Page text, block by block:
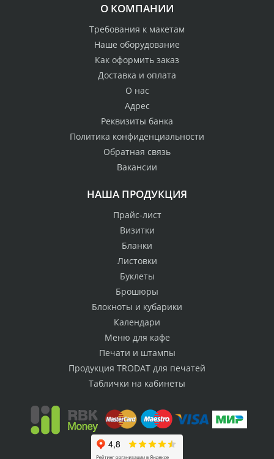
О КОМПАНИИ
Требования к макетам
Наше оборудование
Как оформить заказ
Доставка и оплата
О нас
Адрес
Реквизиты банка
Политика конфиденциальности
Обратная связь
Вакансии
НАША ПРОДУКЦИЯ
Прайс-лист
Визитки
Бланки
Листовки
Буклеты
Брошюры
Блокноты и кубарики
Календари
Меню для кафе
Печати и штампы
Продукция TRODAT для печатей
Таблички на кабинеты